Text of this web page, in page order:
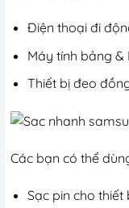
Điện thoại đi
Máy tính bảng &
Thiết bị đeo
Các bạn có thể
Sạc pin cho thiết